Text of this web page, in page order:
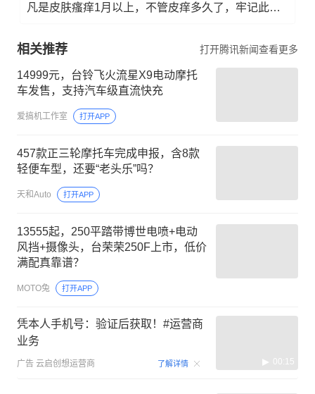
凡是皮肤瘙痒1月以上，不管皮痒多久了，牢记此法，快！准！狠！
相关推荐 打开腾讯新闻查看更多
14999元，台铃飞火流星X9电动摩托
车发售，支持汽车级直流快充
爱搞机工作室 打开APP
457款正三轮摩托车完成申报，含8款
轻便车型，还要“老头乐”吗？
天和Auto 打开APP
13555起，250平踏带博世电喷+电动
风挡+摄像头，台荣荣250F上市，低价
满配真靠谱？
MOTO兔 打开APP
凭本人手机号：验证后获取！#运营商
业务
广告 云启创想运营商 了解详情 00:15